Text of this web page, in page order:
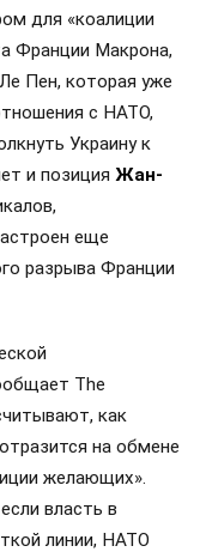
для «коалиции
Франции Макрона,
Пен, которая уже
с НАТО,
Украину к
и позиция Жан-
еще
разрыва Франции
The
как
на обмене
желающих».
власть в
линии, НАТО